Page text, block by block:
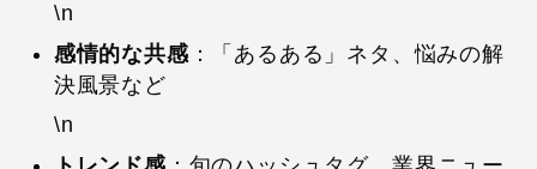
\n
感情的な共感 ：「あるある」ネタ、悩みの解
決風景など
\n